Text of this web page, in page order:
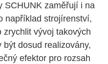
SCHUNK zaměřují i na
například strojírenství,
zrychlit vývoj takových
dosud realizovány,
efektor pro rozsah